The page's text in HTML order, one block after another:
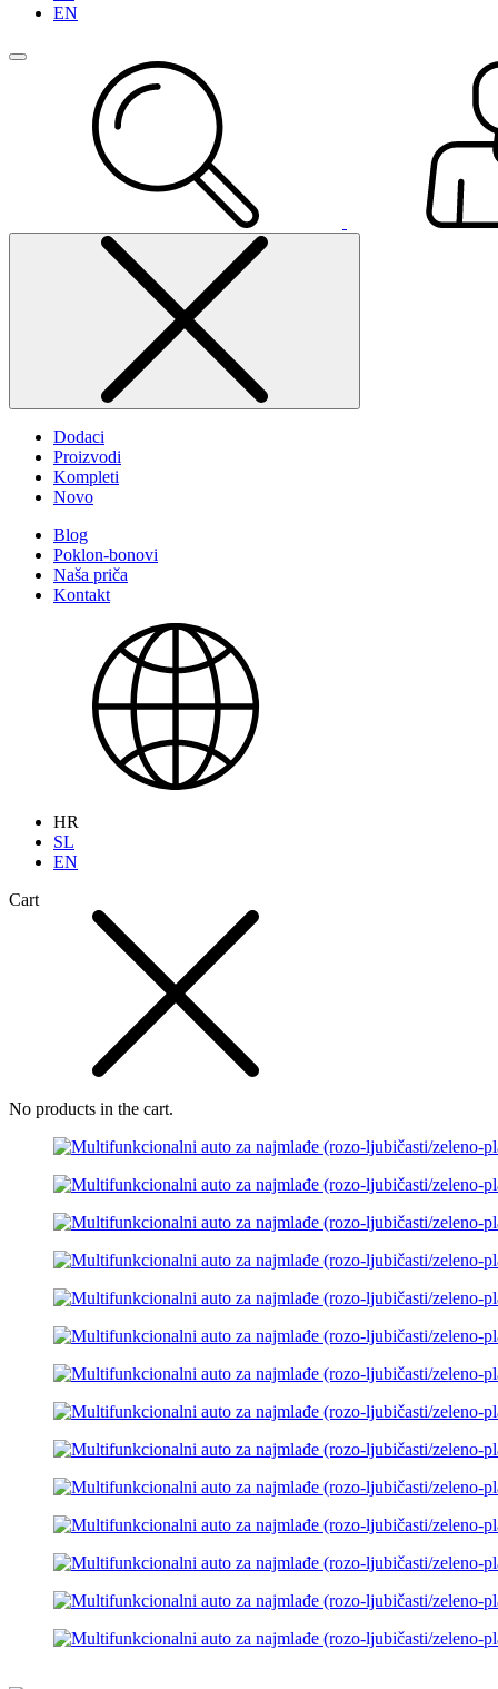
EN
Dodaci
Proizvodi
Kompleti
Novo
Blog
Poklon-bonovi
Naša priča
Kontakt
HR
SL
EN
Cart
No products in the cart.